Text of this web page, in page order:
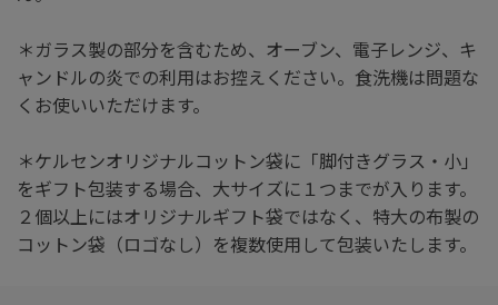
＊ガラス製の部分を含むため、オーブン、電子レンジ、キ
ャンドルの炎での利用はお控えください。食洗機は問題な
くお使いいただけます。
＊ケルセンオリジナルコットン袋に「脚付きグラス・小」
をギフト包装する場合、大サイズに１つまでが入ります。
２個以上にはオリジナルギフト袋ではなく、特大の布製の
コットン袋（ロゴなし）を複数使用して包装いたします。